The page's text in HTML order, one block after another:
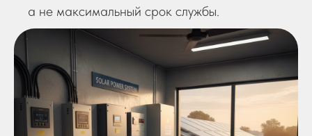
а не максимальный срок службы.